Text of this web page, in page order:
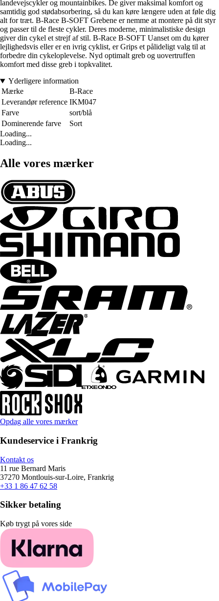
landevejscykler og mountainbikes. De giver maksimal komfort og
samtidig god stødabsorbering, så du kan køre længere uden at føle dig
alt for træt. B-Race B-SOFT Grebene er nemme at montere på dit styr
og passer til de fleste cykler. Deres moderne, minimalistiske design
giver din cykel et strejf af stil. B-Race B-SOFT Uanset om du kører
lejlighedsvis eller er en ivrig cyklist, er Grips et pålideligt valg til at
forbedre din cykeloplevelse. Nyd optimalt greb og uovertruffen
komfort med disse greb i topkvalitet.
Yderligere information
Mærke
B-Race
Leverandør reference IKM047
Farve
sort/blå
Dominerende farve
Sort
Loading...
Loading...
Alle vores mærker
Opdag alle vores mærker
Kundeservice i Frankrig
Kontakt os
11 rue Bernard Maris
37270 Montlouis-sur-Loire, Frankrig
+33 1 86 47 62 58
Sikker betaling
Køb trygt på vores side